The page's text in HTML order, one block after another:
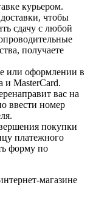
курьером.
чтобы
сдачу с любой
получаете
или оформлении в
и MasterCard.
вас на
ввести номер
покупки
платежного
форму по
магазине